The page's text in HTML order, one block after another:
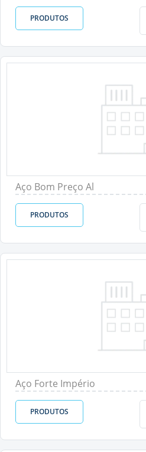
PRODUTOS
Aço Bom Preço Al
PRODUTOS
Aço Forte Império
PRODUTOS